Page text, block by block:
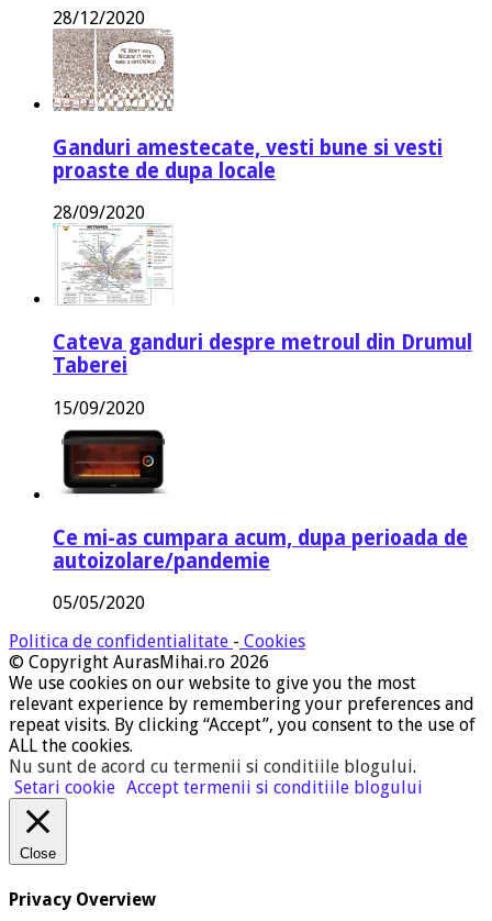
28/12/2020
Ganduri amestecate, vesti bune si vesti
proaste de dupa locale
28/09/2020
Cateva ganduri despre metroul din Drumul
Taberei
15/09/2020
Ce mi-as cumpara acum, dupa perioada de
autoizolare/pandemie
05/05/2020
Politica de confidentialitate - Cookies
© Copyright AurasMihai.ro 2026
We use cookies on our website to give you the most
relevant experience by remembering your preferences and
repeat visits. By clicking “Accept”, you consent to the use of
ALL the cookies.
Nu sunt de acord cu termenii si conditiile blogului.
Setari cookie Accept termenii si conditiile blogului
Close
Privacy Overview